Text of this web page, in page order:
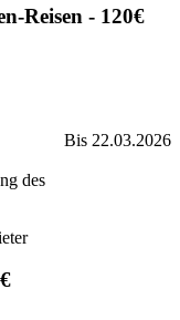
Reisen - 120€
Bis 22.03.2026
des